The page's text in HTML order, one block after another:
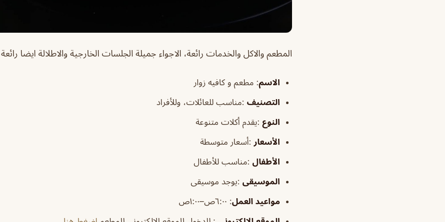
المطعم والاكل والخدمات رائعة، الاجواء جميلة الجلسات الخارجية والاطلالة ايضا
الاسم: مطعم و كافيه زوار
التصنيف :مناسب للعائلات، وللأفراد
النوع :يقدم أكلات متنوعة
الأسعار :أسعار متوسطة
الأطفال :مناسب للأطفال
الموسيقى :يوجد موسيقى
مواعيد العمل: ٦:٠٠ص–١:٠٠ص